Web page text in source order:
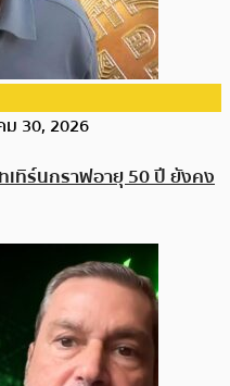
30, 2026
ทิร์นกราฟอายุ 50 ปี ยังคง